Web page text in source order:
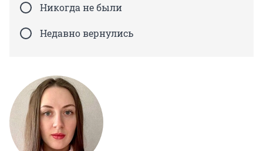
Никогда не были
Недавно вернулись